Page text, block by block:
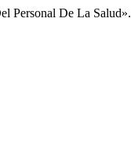
Personal De La Salud».